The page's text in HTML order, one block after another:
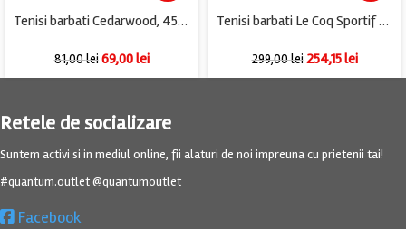
Tenisi barbati Cedarwood, 45, material textil, bleumarin
81,00lei 69,00lei
Tenisi barbati Le Coq Sportif Zepp imitatie de piele , piele , bleumarin
299,00lei 254,15lei
Retele de socializare
Suntem activi si in mediul online, fii alaturi de noi impreuna cu prietenii tai!
#quantum.outlet @quantumoutlet
Facebook